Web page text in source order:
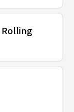
Rolling